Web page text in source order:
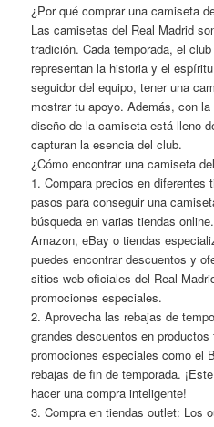
¿Por qué comprar una camiseta
Las camisetas del Real Madrid
tradición. Cada temporada, el
representan la historia y el
seguidor del equipo, tener una
mostrar tu apoyo. Además, con
diseño de la camiseta está lleno
capturan la esencia del club.
¿Cómo encontrar una camiseta
1. Compara precios en diferentes
pasos para conseguir una
búsqueda en varias tiendas
Amazon, eBay o tiendas
puedes encontrar descuentos y
sitios web oficiales del Real
promociones especiales.
2. Aprovecha las rebajas de
grandes descuentos en
promociones especiales como el
rebajas de fin de temporada.
hacer una compra inteligente!
3. Compra en tiendas outlet: Los